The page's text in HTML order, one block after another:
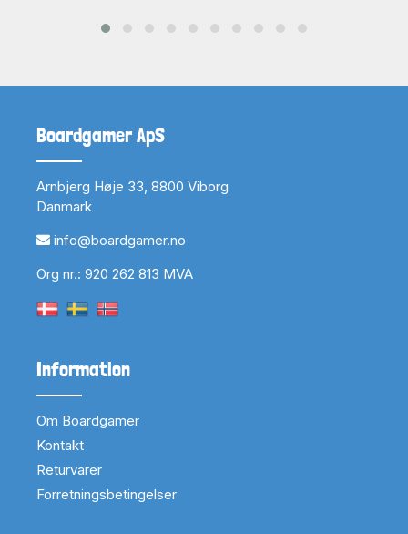
Boardgamer ApS
Arnbjerg Høje 33, 8800 Viborg
Danmark
info@boardgamer.no
Org nr.: 920 262 813 MVA
Information
Om Boardgamer
Kontakt
Returvarer
Forretningsbetingelser